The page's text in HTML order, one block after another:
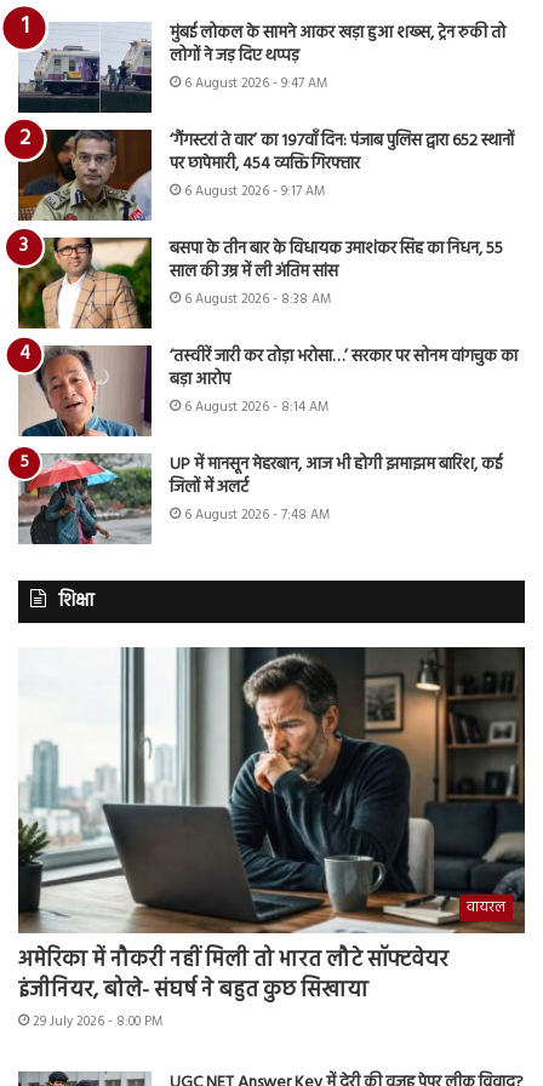
मुंबई लोकल के सामने आकर खड़ा हुआ शख्स, ट्रेन रुकी तो
लोगों ने जड़ दिए थप्पड़
6 August 2026 - 9:47 AM
‘गैंगस्टरां ते वार’ का 197वाँ दिन: पंजाब पुलिस द्वारा 652 स्थानों
पर छापेमारी, 454 व्यक्ति गिरफ्तार
6 August 2026 - 9:17 AM
बसपा के तीन बार के विधायक उमाशंकर सिंह का निधन, 55
साल की उम्र में ली अंतिम सांस
6 August 2026 - 8:38 AM
‘तस्वीरें जारी कर तोड़ा भरोसा…’ सरकार पर सोनम वांगचुक का
बड़ा आरोप
6 August 2026 - 8:14 AM
UP में मानसून मेहरबान, आज भी होगी झमाझम बारिश, कई
जिलों में अलर्ट
6 August 2026 - 7:48 AM
शिक्षा
वायरल
अमेरिका में नौकरी नहीं मिली तो भारत लौटे सॉफ्टवेयर
इंजीनियर, बोले- संघर्ष ने बहुत कुछ सिखाया
29 July 2026 - 8:00 PM